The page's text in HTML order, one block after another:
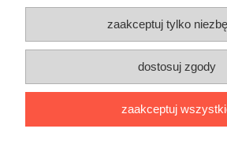
Warunki zakupów
Moje konto
Informacje o sklepie
Blog i informacje
zaakceptuj tylko
dostosuj zgody
zaakceptuj